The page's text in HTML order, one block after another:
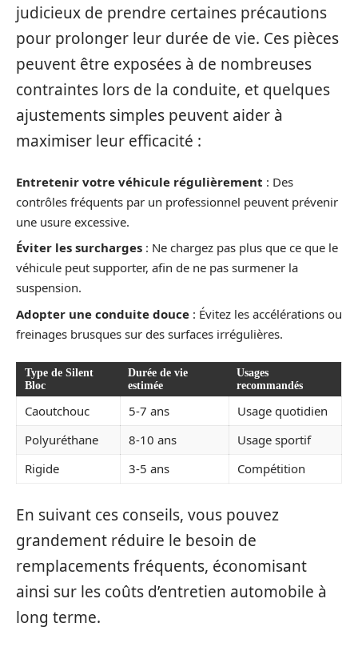
judicieux de prendre certaines précautions
pour prolonger leur durée de vie. Ces pièces
peuvent être exposées à de nombreuses
contraintes lors de la conduite, et quelques
ajustements simples peuvent aider à
maximiser leur efficacité :
Entretenir votre véhicule régulièrement : Des
contrôles fréquents par un professionnel peuvent prévenir
une usure excessive.
Éviter les surcharges : Ne chargez pas plus que ce que le
véhicule peut supporter, afin de ne pas surmener la
suspension.
Adopter une conduite douce : Évitez les accélérations ou
freinages brusques sur des surfaces irrégulières.
Type de Silent
Bloc
Durée de vie
estimée
Usages
recommandés
Caoutchouc 5-7 ans
Usage quotidien
Polyuréthane
8-10 ans
Usage sportif
Rigide
3-5 ans Compétition
En suivant ces conseils, vous pouvez
grandement réduire le besoin de
remplacements fréquents, économisant
ainsi sur les coûts d’entretien automobile à
long terme.